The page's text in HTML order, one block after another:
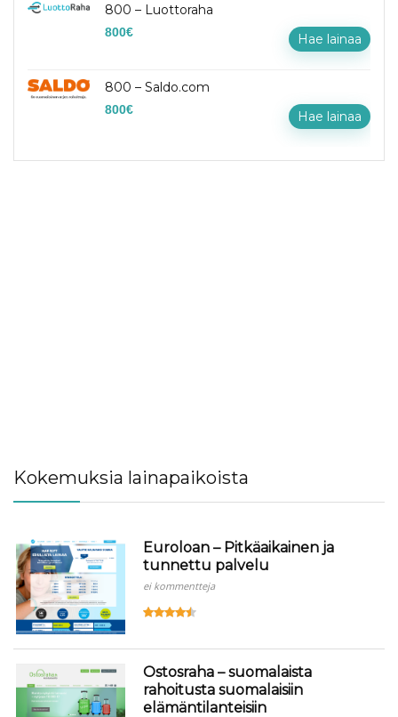
800 – Luottoraha
800€ Hae lainaa
800 – Saldo.com
800€ Hae lainaa
Kokemuksia lainapaikoista
Euroloan – Pitkäaikainen ja
tunnettu palvelu
ei kommentteja
Ostosraha – suomalaista
rahoitusta suomalaisiin
elämäntilanteisiin